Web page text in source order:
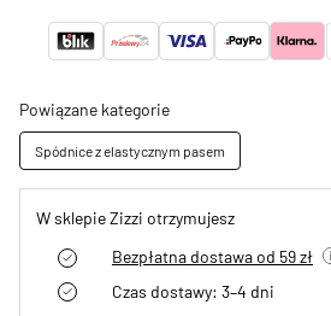
Powiązane kategorie
Spódnice z elastycznym pasem
W sklepie Zizzi otrzymujesz
Bezpłatna dostawa od 59 zł
Czas dostawy: 3–4 dni